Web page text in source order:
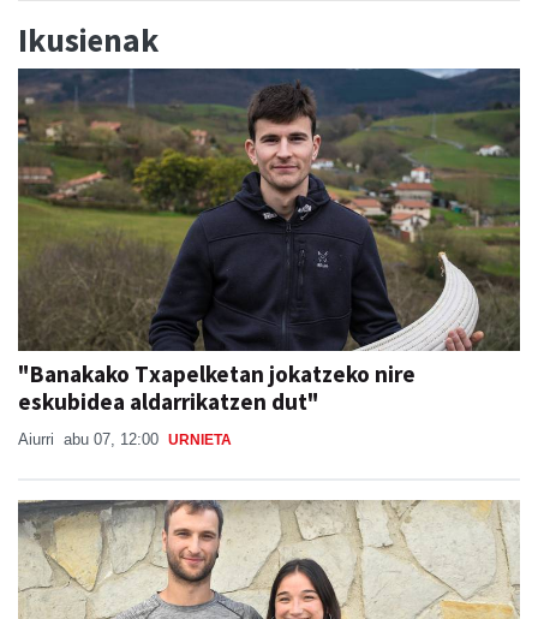
Ikusienak
"Banakako Txapelketan jokatzeko nire
eskubidea aldarrikatzen dut"
Aiurri abu 07, 12:00 URNIETA